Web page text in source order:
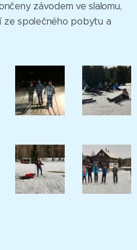
závodem ve slalomu,
ze společného pobytu a